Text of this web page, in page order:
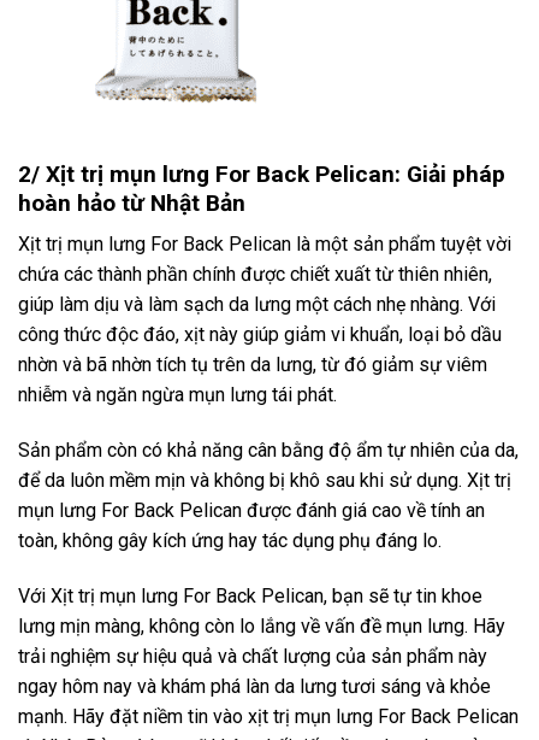
2/ Xịt trị mụn lưng For Back Pelican: Giải pháp
hoàn hảo từ Nhật Bản
Xịt trị mụn lưng For Back Pelican là một sản phẩm tuyệt vời
chứa các thành phần chính được chiết xuất từ thiên nhiên,
giúp làm dịu và làm sạch da lưng một cách nhẹ nhàng. Với
công thức độc đáo, xịt này giúp giảm vi khuẩn, loại bỏ dầu
nhờn và bã nhờn tích tụ trên da lưng, từ đó giảm sự viêm
nhiễm và ngăn ngừa mụn lưng tái phát.
Sản phẩm còn có khả năng cân bằng độ ẩm tự nhiên của da,
để da luôn mềm mịn và không bị khô sau khi sử dụng. Xịt trị
mụn lưng For Back Pelican được đánh giá cao về tính an
toàn, không gây kích ứng hay tác dụng phụ đáng lo.
Với Xịt trị mụn lưng For Back Pelican, bạn sẽ tự tin khoe
lưng mịn màng, không còn lo lắng về vấn đề mụn lưng. Hãy
trải nghiệm sự hiệu quả và chất lượng của sản phẩm này
ngay hôm nay và khám phá làn da lưng tươi sáng và khỏe
mạnh. Hãy đặt niềm tin vào xịt trị mụn lưng For Back Pelican